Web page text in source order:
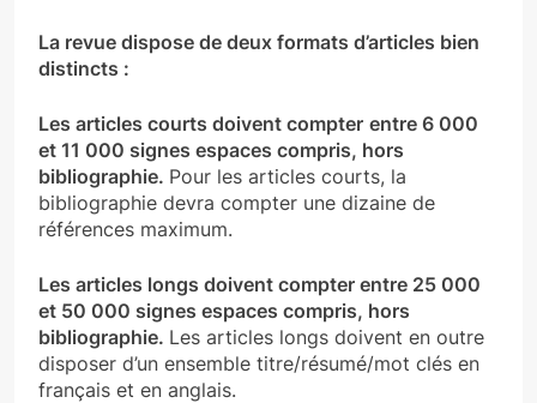
La revue dispose de deux formats d’articles bien
distincts :
Les articles courts doivent compter entre 6 000
et 11 000 signes espaces compris, hors
bibliographie. Pour les articles courts, la
bibliographie devra compter une dizaine de
références maximum.
Les articles longs doivent compter entre 25 000
et 50 000 signes espaces compris, hors
bibliographie. Les articles longs doivent en outre
disposer d’un ensemble titre/résumé/mot clés en
français et en anglais.